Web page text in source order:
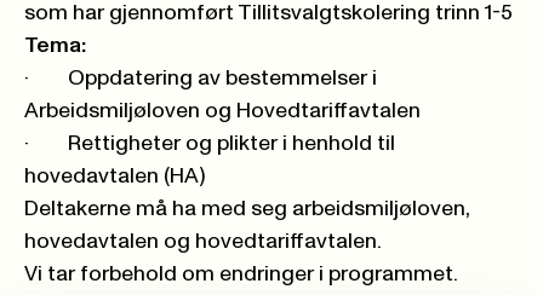
som har gjennomført Tillitsvalgtskolering trinn 1-5
Tema:
·
Oppdatering av bestemmelser i
Arbeidsmiljøloven og Hovedtariffavtalen
·
Rettigheter og plikter i henhold til
hovedavtalen (HA)
Deltakerne må ha med seg arbeidsmiljøloven,
hovedavtalen og hovedtariffavtalen.
Vi tar forbehold om endringer i programmet.